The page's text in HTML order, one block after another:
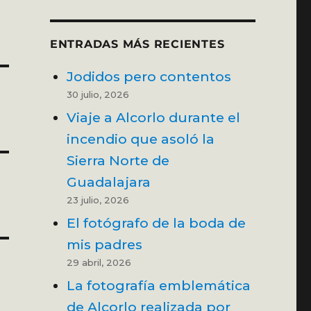
ENTRADAS MÁS RECIENTES
Jodidos pero contentos
30 julio, 2026
Viaje a Alcorlo durante el
incendio que asoló la
Sierra Norte de
Guadalajara
23 julio, 2026
El fotógrafo de la boda de
mis padres
29 abril, 2026
La fotografía emblemática
de Alcorlo realizada por